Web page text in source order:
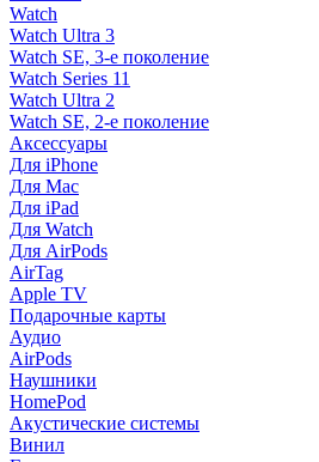
Watch
Watch Ultra 3
Watch SE, 3-е поколение
Watch Series 11
Watch Ultra 2
Watch SE, 2-е поколение
Аксессуары
Для iPhone
Для Mac
Для iPad
Для Watch
Для AirPods
AirTag
Apple TV
Подарочные карты
Аудио
AirPods
Наушники
HomePod
Акустические системы
Винил